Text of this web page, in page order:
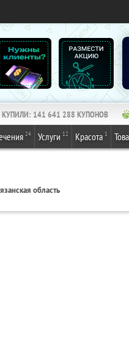
КУПИЛИ: 141 641 288 КУПОНОВ
24 Услуги 12 Красота 1
область